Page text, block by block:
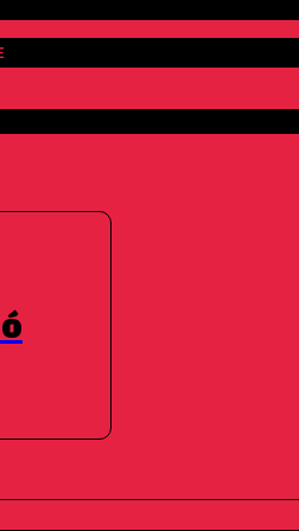
Downey, Christian Long,